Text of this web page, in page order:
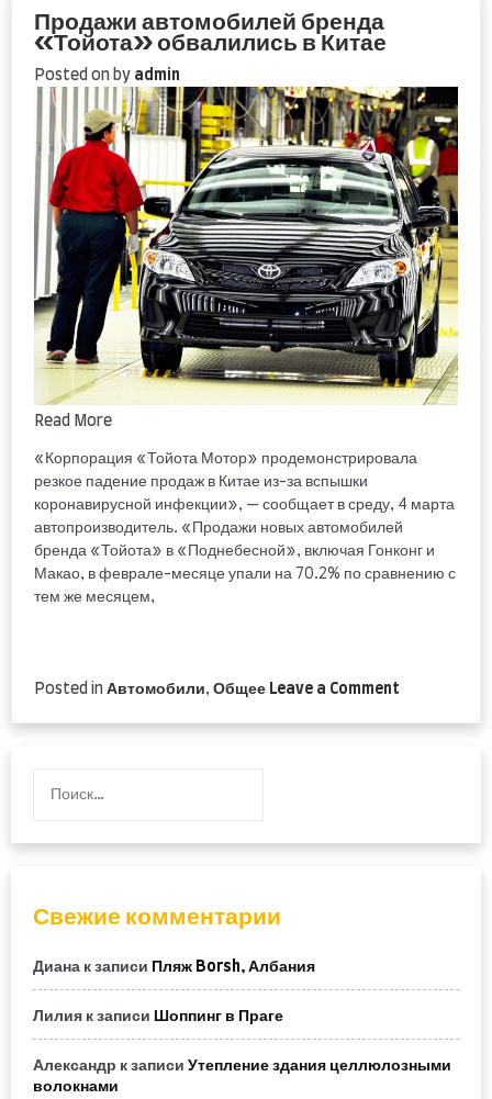
Продажи автомобилей бренда
«Тойота» обвалились в Китае
Posted on by admin
Read More
«Корпорация «Тойота Мотор» продемонстрировала
резкое падение продаж в Китае из-за вспышки
коронавирусной инфекции», — сообщает в среду, 4 марта
автопроизводитель. «Продажи новых автомобилей
бренда «Тойота» в «Поднебесной», включая Гонконг и
Макао, в феврале-месяце упали на 70.2% по сравнению с
тем же месяцем,
Posted in Автомобили, Общее Leave a Comment
Свежие комментарии
Диана к записи Пляж Borsh, Албания
Лилия к записи Шоппинг в Праге
Александр к записи Утепление здания целлюлозными
волокнами